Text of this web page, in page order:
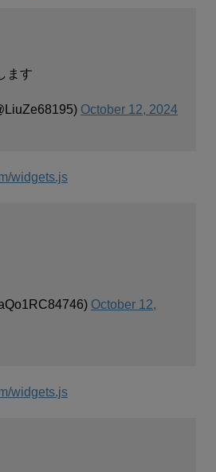
ます
October 12, 2024
widgets.js
October 12,
widgets.js